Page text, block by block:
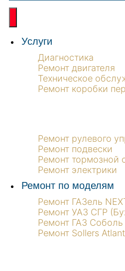
Услуги
Диагностика
Ремонт двигателя
Техническое
Ремонт коробки
Ремонт рулевого
Ремонт подвески
Ремонт тормозной
Ремонт электрики
Ремонт по моделям
Ремонт ГАЗель
Ремонт УАЗ СГР
Ремонт ГАЗ Соболь
Ремонт Sollers Atlant